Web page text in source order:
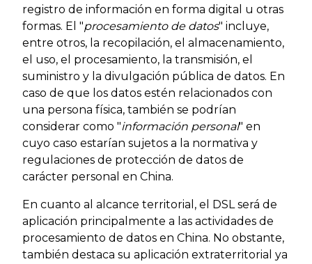
registro de información en forma digital u otras
formas. El "procesamiento de datos" incluye,
entre otros, la recopilación, el almacenamiento,
el uso, el procesamiento, la transmisión, el
suministro y la divulgación pública de datos. En
caso de que los datos estén relacionados con
una persona física, también se podrían
considerar como "información personal" en
cuyo caso estarían sujetos a la normativa y
regulaciones de protección de datos de
carácter personal en China.
En cuanto al alcance territorial, el DSL será de
aplicación principalmente a las actividades de
procesamiento de datos en China. No obstante,
también destaca su aplicación extraterritorial ya